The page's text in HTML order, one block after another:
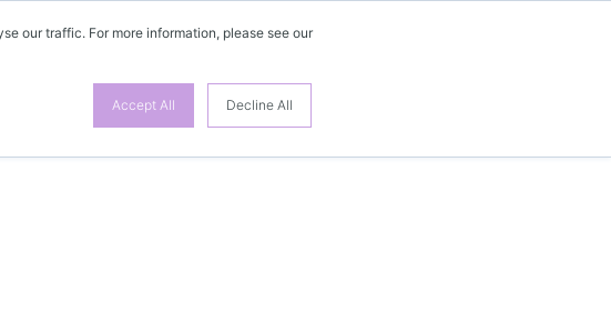
our traffic. For more information, please see our
Accept All Decline All